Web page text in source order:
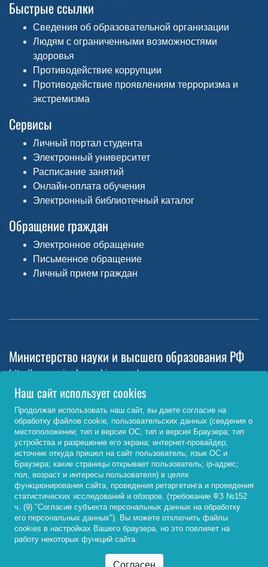
Быстрые ссылки
Сведения об образовательной организации
Людям с ограниченными возможностями
здоровья
Противодействие коррупции
Противодействие проявлениям терроризма и
экстремизма
Сервисы
Личный портал студента
Электронный университет
Расписание занятий
Онлайн-оплата обучения
Электронный библиотечный каталог
Обращение граждан
Электронное обращение
Письменное обращение
Личный прием граждан
Министерство науки и высшего образования РФ
http://www.minobrnauki.gov.ru/
Министерство просвещения РФ
https://edu.gov.ru/
Федеральный портал «Российское образование»
http://www.edu.ru/
© 2026, ФГБОУ ВО «Байкальский государственный
университет»
Наш сайт использует cookies
Продолжая использовать наш сайт, вы даете согласие на
обработку файлов cookie, пользовательских данных (сведения о
местоположении; тип и версия ОС; тип и версия Браузера; тип
устройства и разрешение его экрана; интернет-провайдер;
источник откуда пришел на сайт пользователь; язык ОС и
Браузера; какие страницы открывает пользователь; ip-адрес;
пол, возраст и интересы пользователя) в целях
функционирования сайта, проведения ретаргетинга и проведения
статистических исследований и обзоров. (требование ФЗ №152
ч. (9) "Согласие субъекта персональных данных на обработку
его персональных данных"). Вы можете отключить файлы
cookies в настройках Вашего браузера, но это повлияет на
работу некоторых функций сайта.